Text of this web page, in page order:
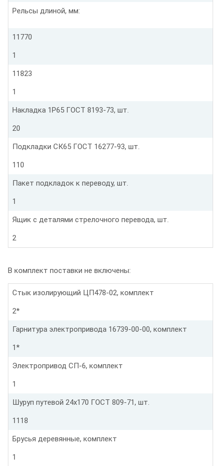
Рельсы длиной, мм:
11770
1
11823
1
Накладка 1Р65 ГОСТ 8193-73, шт.
20
Подкладки СК65 ГОСТ 16277-93, шт.
110
Пакет подкладок к переводу, шт.
1
Ящик с деталями стрелочного перевода, шт.
2
В комплект поставки не включены:
Стык изолирующий ЦП478-02, комплект
2*
Гарнитура электропривода 16739-00-00, комплект
1*
Электропривод СП-6, комплект
1
Шуруп путевой 24х170 ГОСТ 809-71, шт.
1118
Брусья деревянные, комплект
1